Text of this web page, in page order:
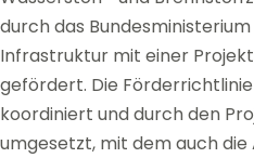
durch das
Infrastruktur mit einer
gefördert. Die
koordiniert und durch den
umgesetzt, mit dem auch